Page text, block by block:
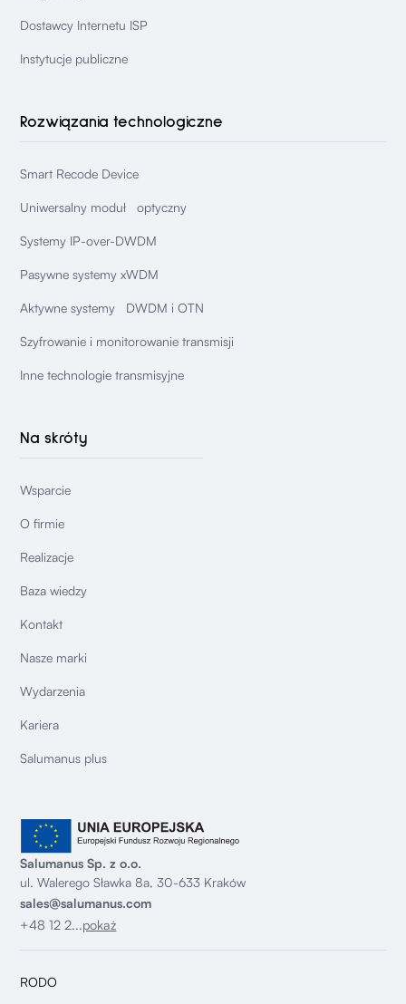
Dostawcy Internetu ISP
Instytucje publiczne
Rozwiązania technologiczne
Smart Recode Device
Uniwersalny moduł optyczny
Systemy IP-over-DWDM
Pasywne systemy xWDM
Aktywne systemy DWDM i OTN
Szyfrowanie i monitorowanie transmisji
Inne technologie transmisyjne
Na skróty
Wsparcie
O firmie
Realizacje
Baza wiedzy
Kontakt
Nasze marki
Wydarzenia
Kariera
Salumanus plus
Salumanus Sp. z o.o.
ul. Walerego Sławka 8a, 30-633 Kraków
sales@salumanus.com
+48 12 2...pokaż
RODO